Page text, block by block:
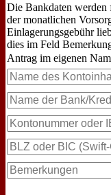
Die Bankdaten
der monatlichen
Einlagerungsgebühr
dies im Feld
Antrag im eigenen